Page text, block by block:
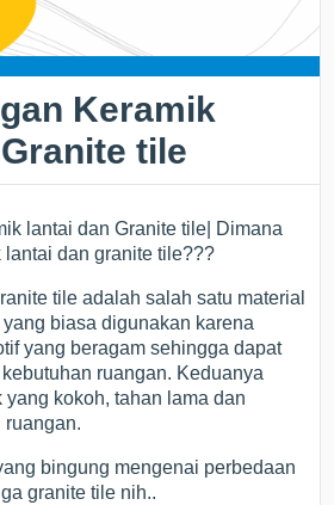
Keramik
tile
lantai dan Granite tile| Dimana
dan granite tile???
tile adalah salah satu material
biasa digunakan karena
yang beragam sehingga dapat
ruangan. Keduanya
kokoh, tahan lama dan
ruangan.
bingung mengenai perbedaan
granite tile nih..